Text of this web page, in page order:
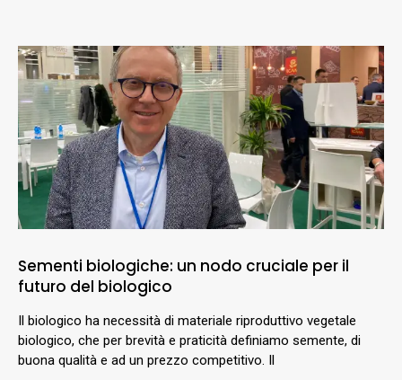
Sementi biologiche: un nodo cruciale per il
futuro del biologico
Il biologico ha necessità di materiale riproduttivo vegetale
biologico, che per brevità e praticità definiamo semente, di
buona qualità e ad un prezzo competitivo. Il